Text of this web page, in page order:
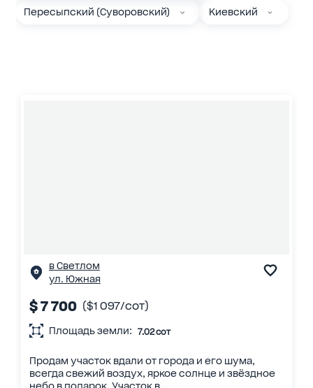
Пересыпский (Суворовский) Киевский
в Светлом
ул. Южная
$ 7 700 ($1 097/сот)
Площадь земли: 7.02 сот
Продам участок вдали от города и его шума,
всегда свежий воздух, яркое солнце и звёздное